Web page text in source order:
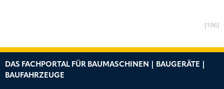
[196]
DAS FACHPORTAL FÜR BAUMASCHINEN | BAUGERÄTE |
BAUFAHRZEUGE